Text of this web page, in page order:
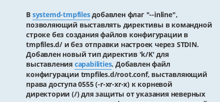
В systemd-tmpfilesдобавлен флаг "--inline",
позволяющий выставлять директивы в командной
строке без создания файлов конфигурации в
tmpfiles.d/ и без отправки настроек через STDIN.
Добавлен новый тип директив 'k/K' для
выставления capabilities. Добавлен файл
конфигурации tmpfiles.d/root.conf, выставляющий
права доступа 0555 (-r-xr-xr-x) к корневой
директории (/) для защиты от указания неверных